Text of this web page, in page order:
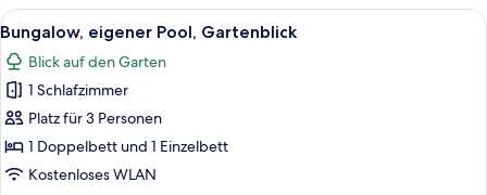
Alle
Fotos
für
Bungalow,
eigener
Pool,
Gartenblick
Ein Haus mit Swimmingpool,
6
Bungalow, eigener Pool, Gartenblick
Blick auf den Garten
1 Schlafzimmer
Platz für 3 Personen
1 Doppelbett und 1 Einzelbett
Kostenloses WLAN